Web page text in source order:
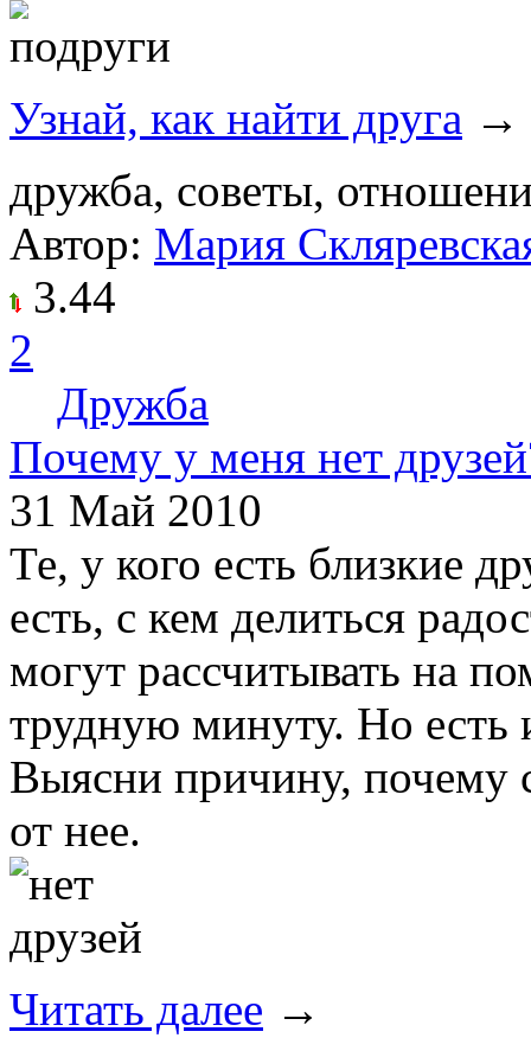
Узнай, как найти друга →
дружба, советы,
Автор: Мария
3.44
2
Дружба
Почему у меня нет
31 Май 2010
Те, у кого есть близкие
есть, с кем делиться
могут рассчитывать на
трудную минуту. Но есть
Выясни причину, почему
от нее.
Читать далее →